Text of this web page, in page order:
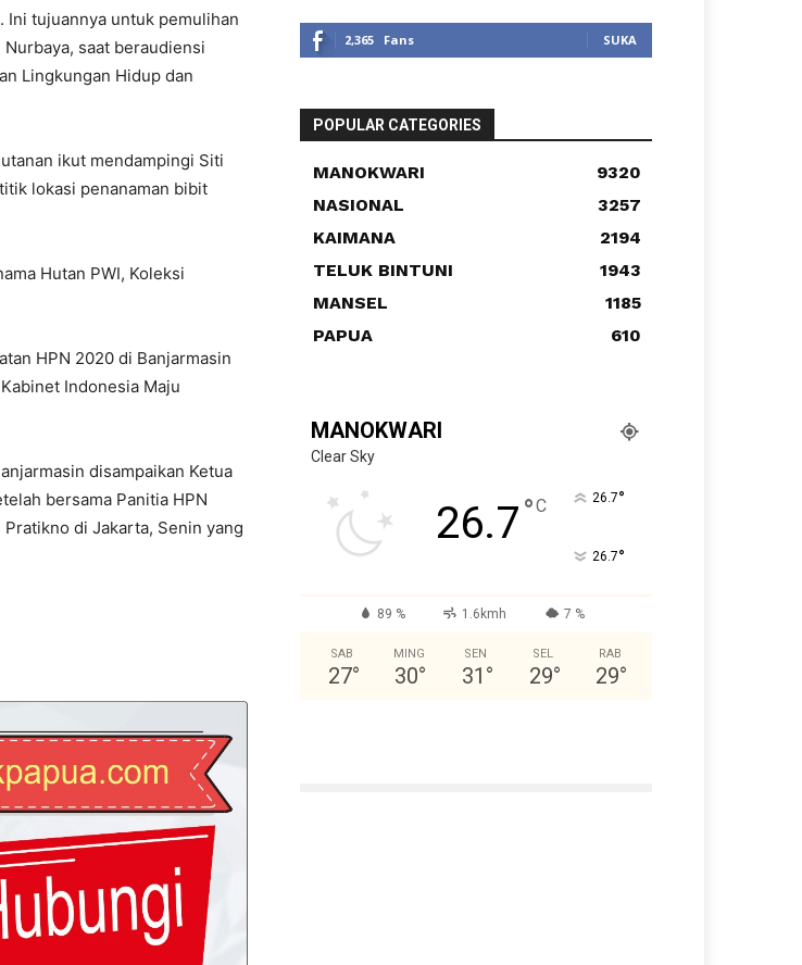
Ini tujuannya untuk pemulihan
saat beraudiensi
Lingkungan Hidup dan
ikut mendampingi Siti
lokasi penanaman bibit
Hutan PWI, Koleksi
HPN 2020 di Banjarmasin
Indonesia Maju
disampaikan Ketua
bersama Panitia HPN
di Jakarta, Senin yang
2,365 Fans SUKA
POPULAR CATEGORIES
MANOKWARI
9320
NASIONAL
3257
KAIMANA
2194
TELUK BINTUNI
1943
MANSEL
1185
PAPUA
610
MANOKWARI
Clear Sky
26.7°C 26.7°
26.7°
89 % 1.6kmh 7 %
SAB
27°
MING
30°
SEN
31 °
SEL
29°
RAB
29°